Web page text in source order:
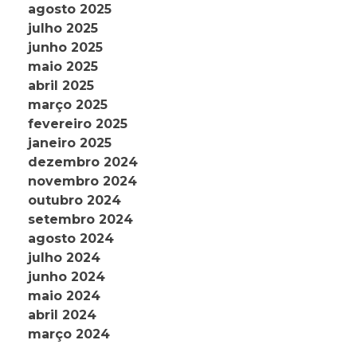
agosto 2025
julho 2025
junho 2025
maio 2025
abril 2025
março 2025
fevereiro 2025
janeiro 2025
dezembro 2024
novembro 2024
outubro 2024
setembro 2024
agosto 2024
julho 2024
junho 2024
maio 2024
abril 2024
março 2024